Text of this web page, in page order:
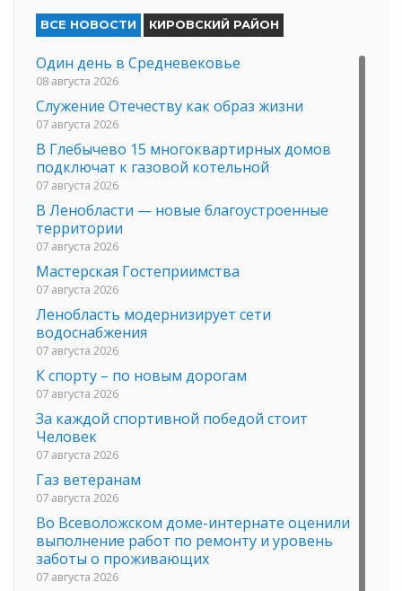
ВСЕ НОВОСТИ КИРОВСКИЙ РАЙОН
Один день в Средневековье
08 августа 2026
Служение Отечеству как образ жизни
07 августа 2026
В Глебычево 15 многоквартирных домов
подключат к газовой котельной
07 августа 2026
В Ленобласти — новые благоустроенные
территории
07 августа 2026
Мастерская Гостеприимства
07 августа 2026
Ленобласть модернизирует сети
водоснабжения
07 августа 2026
К спорту – по новым дорогам
07 августа 2026
За каждой спортивной победой стоит
Человек
07 августа 2026
Газ ветеранам
07 августа 2026
Во Всеволожском доме-интернате оценили
выполнение работ по ремонту и уровень
заботы о проживающих
07 августа 2026